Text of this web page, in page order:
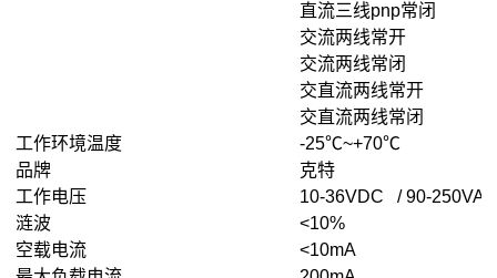
直流三线pnp常闭
交流两线常开
交流两线常闭
交直流两线常开
交直流两线常闭
工作环境温度
-25℃~+70℃
品牌
克特
工作电压
10-36VDC / 90-
涟波
<10%
空载电流
<10mA